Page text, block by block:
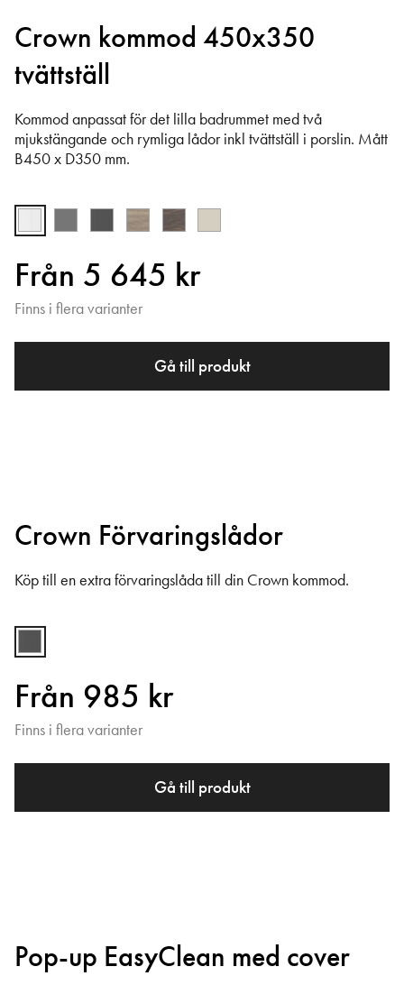
Crown kommod 450x350
tvättställ
Kommod anpassat för det lilla badrummet med två
mjukstängande och rymliga lådor inkl tvättställ i porslin. Mått
B450 x D350 mm.
Från 5 645 kr
Finns i flera varianter
Gå till produkt
Crown Förvaringslådor
Köp till en extra förvaringslåda till din Crown kommod.
Från 985 kr
Finns i flera varianter
Gå till produkt
Pop-up EasyClean med cover